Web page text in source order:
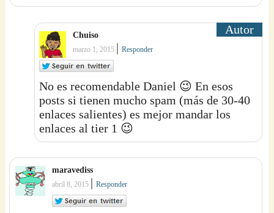
Chuiso
marzo 1, 2015 |Responder
No es recomendable Daniel 😉 En esos
posts si tienen mucho spam (más de 30-40
enlaces salientes) es mejor mandar los
enlaces al tier 1 😉
maravediss
abril 8, 2015 |Responder